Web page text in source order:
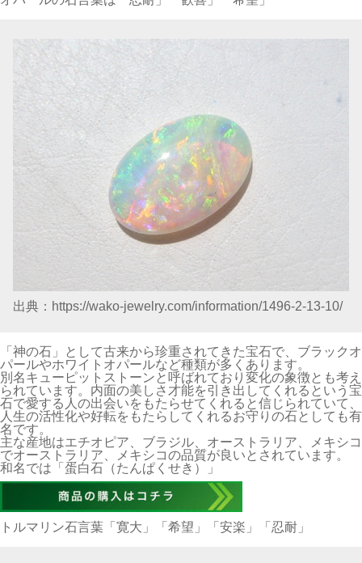
出典：https://wako-jewelry.com/information/1496-2-13-10/
「神の石」として古来から珍重されてきた宝石で、ブラックオ
パールやホワイトオパールなど種類が多くあります。
別名キューピットストーンと呼ばれており変化の象徴とも考え
られています。内面の美しさ才能を引き出してくれるという宝
石で愛する人の出会いをもたらせてくれると信じられていて、
人生の活性化や好転をもたらしてくれるお守りの石としても有
名です。
主な産地はエチオピア、ブラジル、オーストラリア、メキシコ
でオーストラリア、メキシコの品質が良いとされています。
和名では「蛋白石（たんぱくせき）」
トルマリン石言葉「寛大」「希望」「安楽」「忍耐」